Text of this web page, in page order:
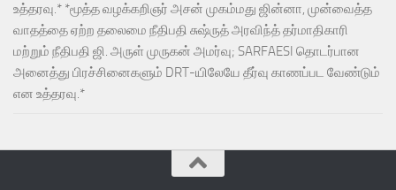
உத்தரவு.* *மூத்த வழக்கறிஞர் அசன் முகம்மது ஜின்னா, முன்வைத்த
வாதத்தை ஏற்ற தலைமை நீதிபதி சுஷ்ருத் அரவிந்த் தர்மாதிகாரி
மற்றும் நீதிபதி ஜி. அருள் முருகன் அமர்வு; SARFAESI தொடர்பான
அனைத்து பிரச்சினைகளும் DRT-யிலேயே தீர்வு காணப்பட வேண்டும்
என உத்தரவு.*